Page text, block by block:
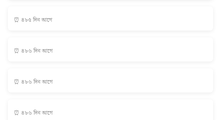
⏰ ৪৮৫ দিন আগে
⏰ ৪৮৬ দিন আগে
⏰ ৪৮৬ দিন আগে
⏰ ৪৮৬ দিন আগে